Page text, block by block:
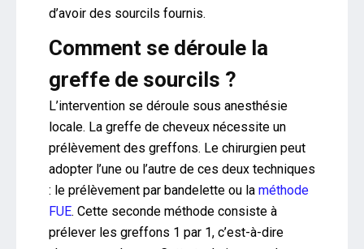
d’avoir des sourcils fournis.
Comment se déroule la
greffe de sourcils ?
L’intervention se déroule sous anesthésie
locale. La greffe de cheveux nécessite un
prélèvement des greffons. Le chirurgien peut
adopter l’une ou l’autre de ces deux techniques
: le prélèvement par bandelette ou la méthode
FUE. Cette seconde méthode consiste à
prélever les greffons 1 par 1, c’est-à-dire